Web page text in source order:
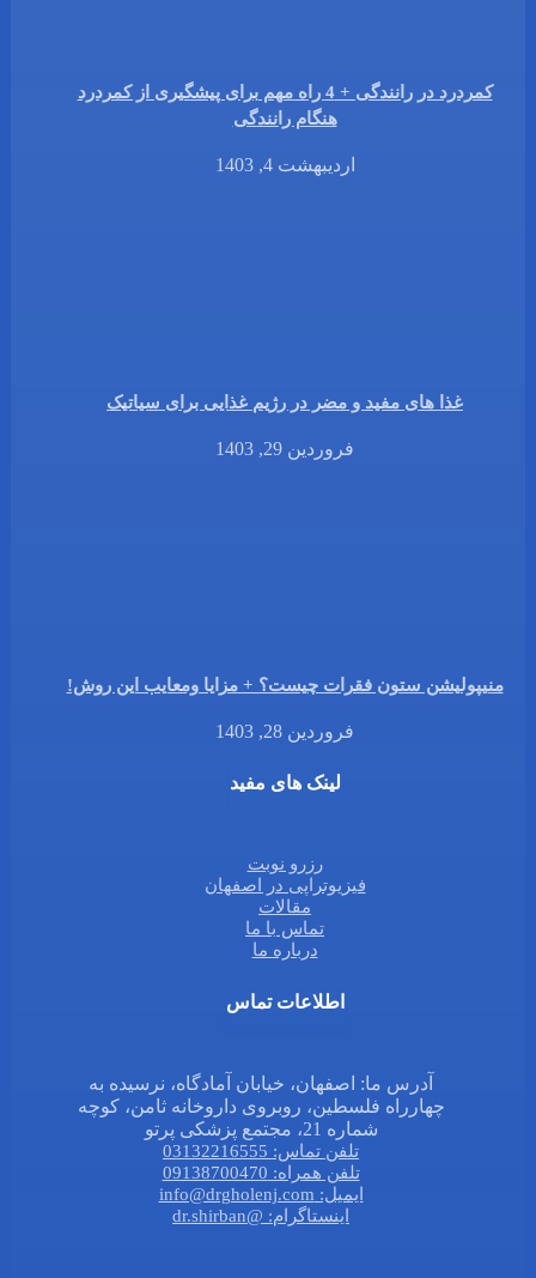
کمردرد در رانندگی + 4 راه مهم برای پیشگیری از کمردرد
هنگام رانندگی
اردیبهشت 4, 1403
غذا های مفید و مضر در رژیم غذایی برای سیاتیک
فروردین 29, 1403
منیپولیشن ستون فقرات چیست؟ + مزایا ومعایب این روش!
فروردین 28, 1403
لینک های مفید
رزرو نوبت
فیزیوتراپی در اصفهان
مقالات
تماس با ما
درباره ما
اطلاعات تماس
آدرس ما: اصفهان، خیابان آمادگاه، نرسیده به
چهارراه فلسطین، روبروی داروخانه ثامن، کوچه
شماره 21، مجتمع پزشکی پرتو
تلفن تماس: 03132216555
تلفن همراه: 09138700470
ایمیل: info@drgholenj.com
اینستاگرام: @dr.shirban